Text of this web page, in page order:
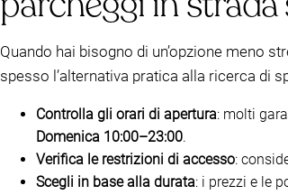
Quando hai bisogno di un’opzione meno
spesso l’alternativa pratica alla ricerca di
Controlla gli orari di apertura: molti
Domenica 10:00–23:00.
Verifica le restrizioni di accesso:
Scegli in base alla durata: i prezzi e le